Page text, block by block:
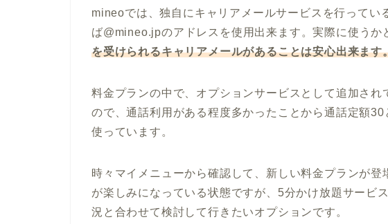
mineoでは、独自にキャリアメールサービスを行ってい
ば@mineo.jpのアドレスを使用出来ます。実際に使うか
を受けられるキャリアメールがあることは安心出来ます
料金プランの中で、オプションサービスとして追加され
ので、通話利用がある程度多かったことから通話定額
使っています。
時々マイメニューから確認して、新しい料金プランが登
が楽しみになっている状態ですが、5分かけ放題サービ
況と合わせて検討して行きたいオプションです。